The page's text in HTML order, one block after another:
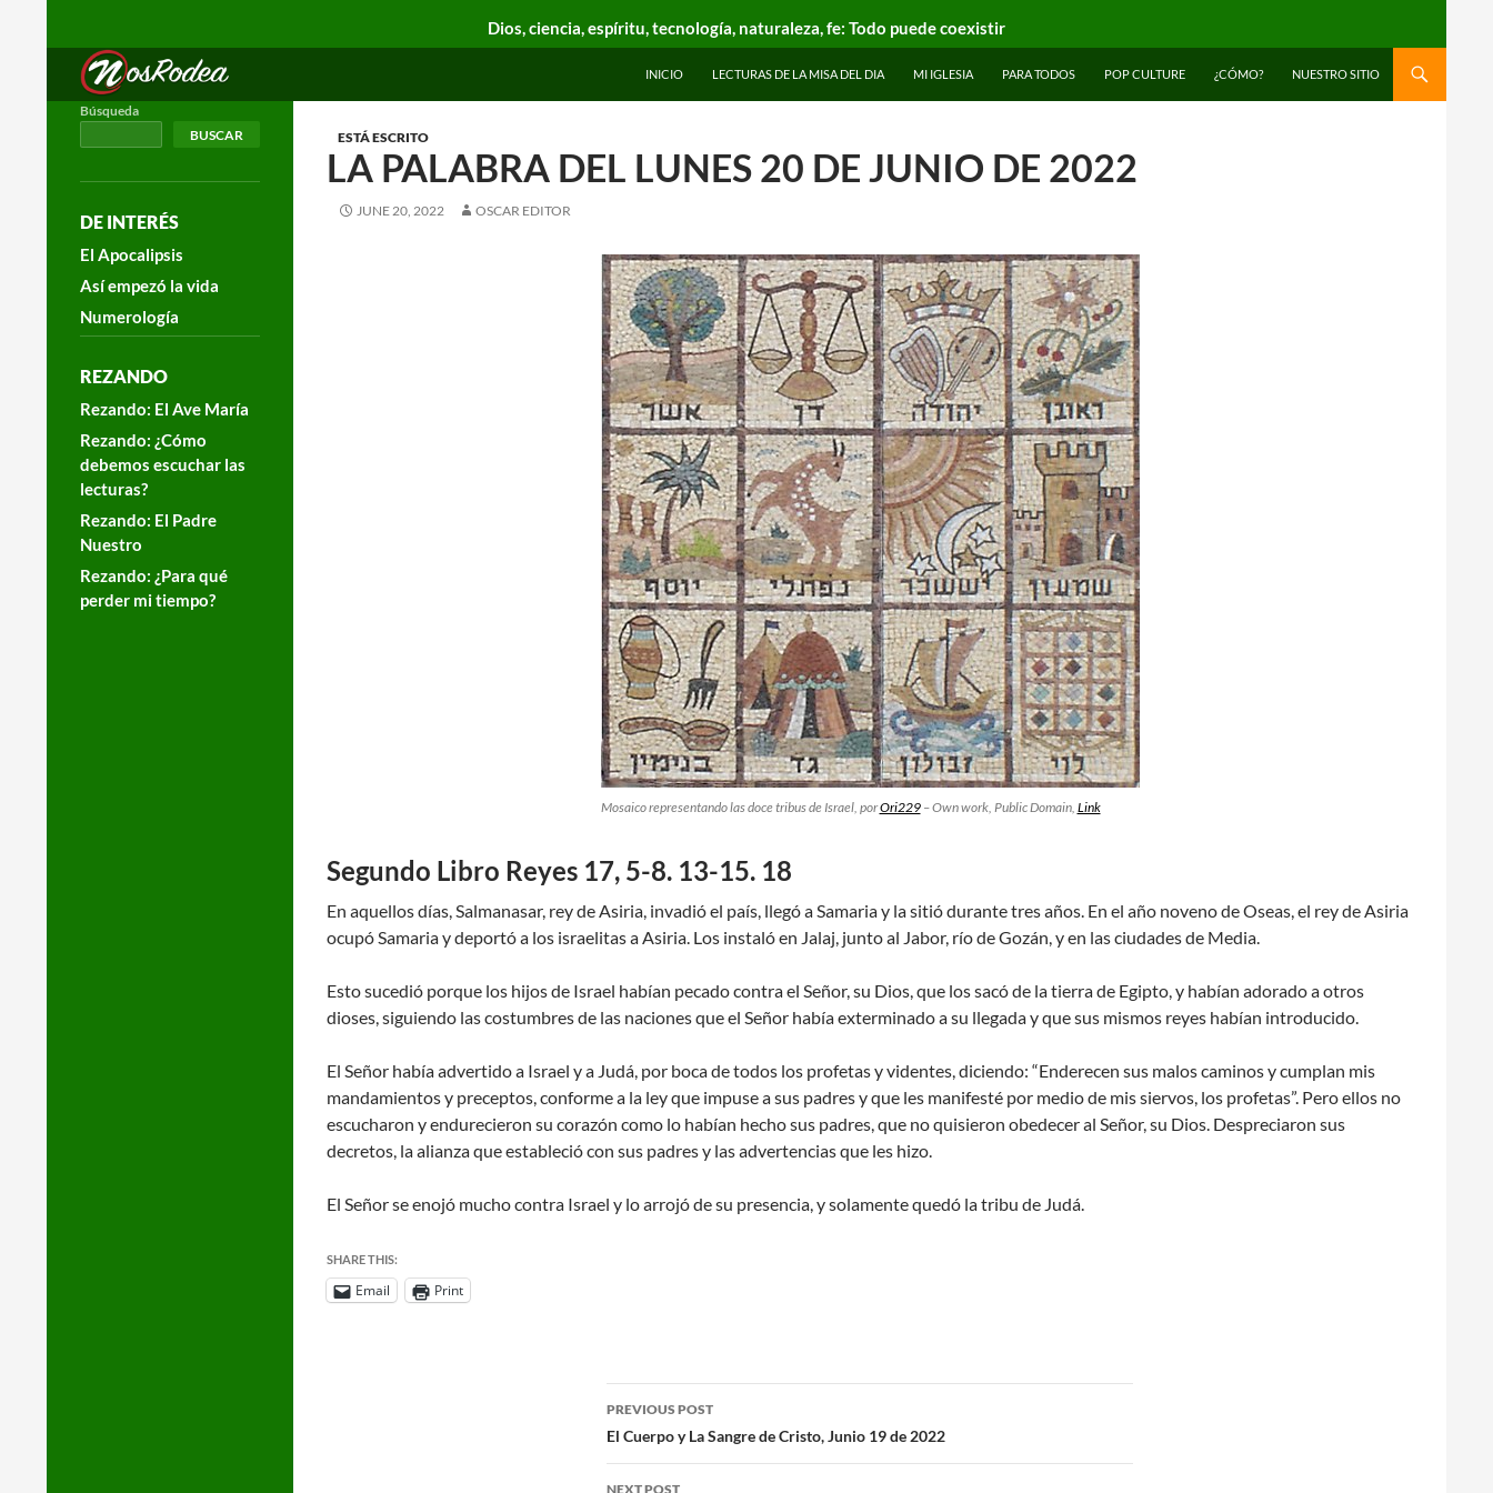
Dios, ciencia, espíritu, tecnología, naturaleza, fe: Todo puede coexistir
Nos Rodea
Search
INICIO LECTURAS DE LA MISA DEL DIA MI IGLESIA PARA TODOS POP CULTURE ¿CÓMO? NUESTRO SITIO
ESTÁ ESCRITO
LA PALABRA DEL LUNES 20 DE JUNIO DE 2022
JUNE 20, 2022 OSCAR EDITOR
Mosaico representando las doce tribus de Israel, porOri229–Own work, Public Domain, Link
Segundo Libro Reyes 17, 5-8. 13-15. 18
En aquellos días, Salmanasar, rey de Asiria, invadió el país, llegó a Samaria y la sitió durante tres años. En el año noveno de Oseas, el rey de Asiria
ocupó Samaria y deportó a los israelitas a Asiria. Los instaló en Jalaj, junto al Jabor, río de Gozán, y en las ciudades de Media.
Esto sucedió porque los hijos de Israel habían pecado contra el Señor, su Dios, que los sacó de la tierra de Egipto, y habían adorado a otros
dioses, siguiendo las costumbres de las naciones que el Señor había exterminado a su llegada y que sus mismos reyes habían introducido.
El Señor había advertido a Israel y a Judá, por boca de todos los profetas y videntes, diciendo: “Enderecen sus malos caminos y cumplan mis
mandamientos y preceptos, conforme a la ley que impuse a sus padres y que les manifesté por medio de mis siervos, los profetas”. Pero ellos no
escucharon y endurecieron su corazón como lo habían hecho sus padres, que no quisieron obedecer al Señor, su Dios. Despreciaron sus
decretos, la alianza que estableció con sus padres y las advertencias que les hizo.
El Señor se enojó mucho contra Israel y lo arrojó de su presencia, y solamente quedó la tribu de Judá.
SHARE THIS:
Email Print
PREVIOUS POST
El Cuerpo y La Sangre de Cristo, Junio 19 de 2022
NEXT POST
Búsqueda
BUSCAR
DE INTERÉS
El Apocalipsis
Así empezó la vida
Numerología
REZANDO
Rezando: El Ave María
Rezando: ¿Cómo
debemos escuchar las
lecturas?
Rezando: El Padre
Nuestro
Rezando: ¿Para qué
perder mi tiempo?